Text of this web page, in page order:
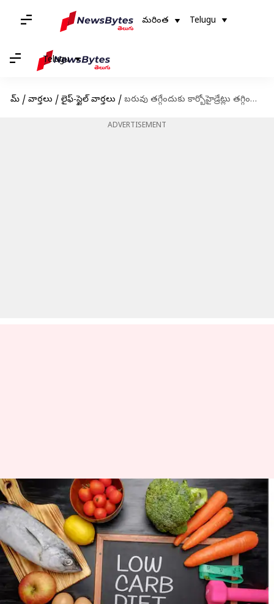
మరింత Telugu
Telugu
హోమ్ / వార్తలు / లైఫ్-స్టైల్ వార్తలు / బరువు తగ్గేందుకు కార్బోహైడ్రేట్లు తగ్గించుకుంటున్నారా? దానివల్ల కలిగే నష్టాలు తెలుసుకోండి
ADVERTISEMENT
బరువు తగ్గేందుకు కార్బోహైడ్రేట్లు
తగ్గించుకుంటున్నారా? దానివల్ల కలిగే
నష్టాలు తెలుసుకోండి
వ్రాసిన వారు Sriram Pranateja Jan 03, 2023 11:26 am
ఈ వార్తాకథనం ఏంటి